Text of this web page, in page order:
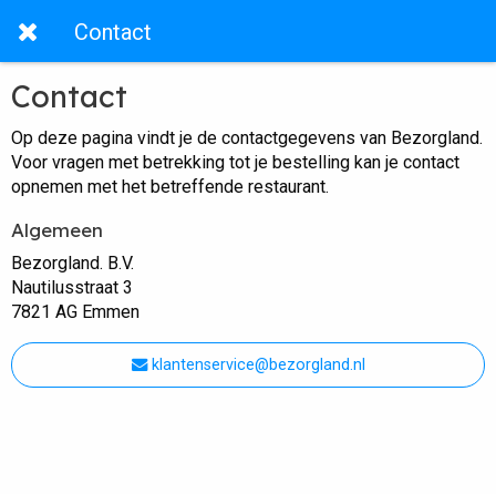
Contact
Contact
Op deze pagina vindt je de contactgegevens van Bezorgland.
Voor vragen met betrekking tot je bestelling kan je contact
opnemen met het betreffende restaurant.
Algemeen
Bezorgland. B.V.
Nautilusstraat 3
7821 AG Emmen
klantenservice@bezorgland.nl